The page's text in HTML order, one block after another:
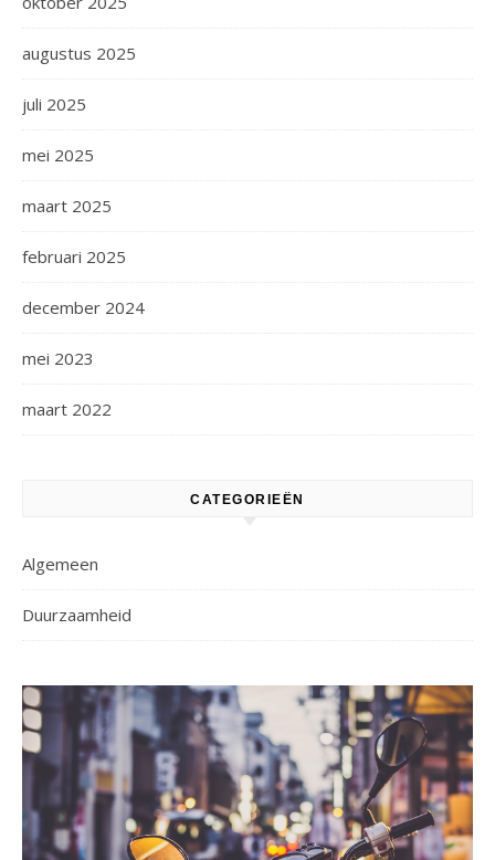
augustus 2025
juli 2025
mei 2025
maart 2025
februari 2025
december 2024
mei 2023
maart 2022
CATEGORIEËN
Algemeen
Duurzaamheid